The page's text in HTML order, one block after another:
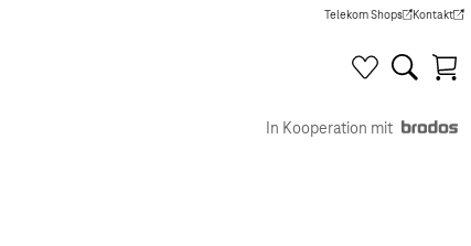
Telekom Shops
(Wird in einem neuen Tab
Kontakt
(Wird in
In Kooperation mit